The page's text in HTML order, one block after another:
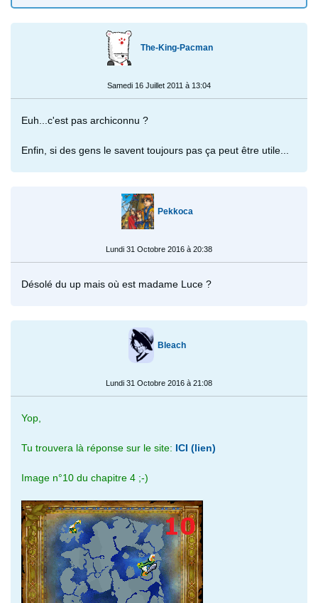
The-King-Pacman
Samedi 16 Juillet 2011 à 13:04
Euh...c'est pas archiconnu ?
Enfin, si des gens le savent toujours pas ça peut être utile...
Pekkoca
Lundi 31 Octobre 2016 à 20:38
Désolé du up mais où est madame Luce ?
Bleach
Lundi 31 Octobre 2016 à 21:08
Yop,
Tu trouvera là réponse sur le site: ICI (lien)
Image n°10 du chapitre 4 ;-)